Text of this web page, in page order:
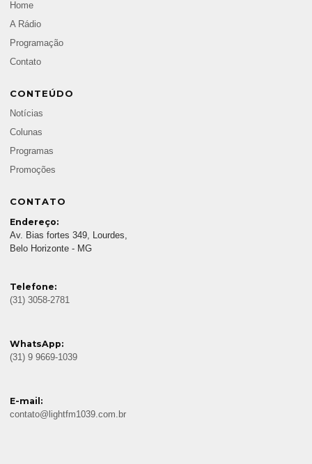
Home
A Rádio
Programação
Contato
CONTEÚDO
Notícias
Colunas
Programas
Promoções
CONTATO
Endereço:
Av. Bias fortes 349, Lourdes,
Belo Horizonte - MG
Telefone:
(31) 3058-2781
WhatsApp:
(31) 9 9669-1039
E-mail:
contato@lightfm1039.com.br